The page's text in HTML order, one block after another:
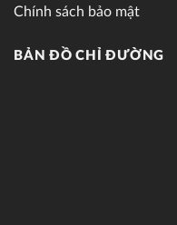
Chính sách bảo mật
BẢN ĐỒ CHỈ ĐƯỜNG